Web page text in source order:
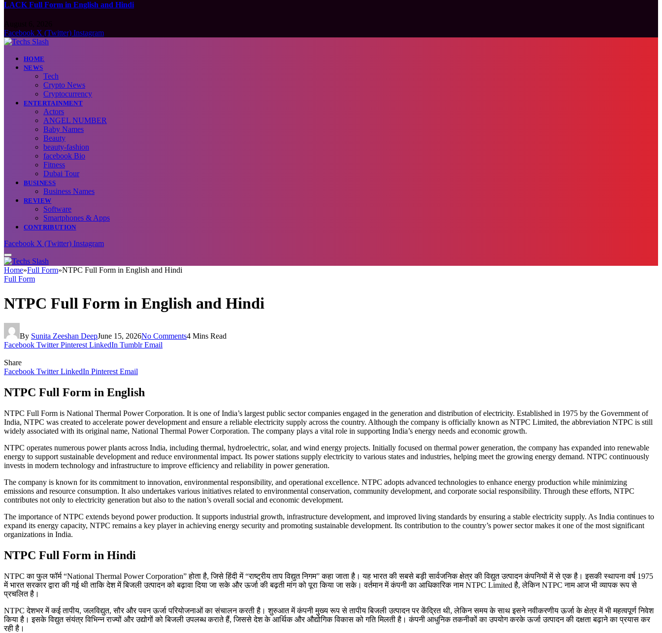
LACK Full Form in English and Hindi
Facebook X (Twitter) Instagram
HOME
NEWS
Tech
Crypto News
Cryptocurrency
ENTERTAINMENT
Actors
ANGEL NUMBER
Baby Names
Beauty
beauty-fashion
facebook Bio
Fitness
Dubai Tour
BUSINESS
Business Names
REVIEW
Software
Smartphones & Apps
CONTRIBUTION
Facebook X (Twitter) Instagram
Home»Full Form»NTPC Full Form in English and Hindi
Full Form
NTPC Full Form in English and Hindi
By Sunita Zeeshan DeepJune 15, 2026No Comments4 Mins Read
Facebook Twitter Pinterest LinkedIn Tumblr Email
Share
Facebook Twitter LinkedIn Pinterest Email
NTPC Full Form in English
NTPC Full Form is National Thermal Power Corporation. It is one of India’s largest public sector companies engaged in the generation and distribution of electricity. Established in 1975 by the Government of
India, NTPC was created to accelerate power development and ensure a reliable electricity supply across the country. Although the company is officially known as NTPC Limited, the abbreviation NTPC is still
widely associated with its original name, National Thermal Power Corporation. The company plays a vital role in supporting India’s energy needs and economic growth.
NTPC operates numerous power plants across India, including thermal, hydroelectric, solar, and wind energy projects. Initially focused on thermal power generation, the company has expanded into renewable
energy to support sustainable development and reduce environmental impact. Its power stations supply electricity to various states and industries, helping meet the growing energy demand. NTPC continuously
invests in modern technology and infrastructure to improve efficiency and reliability in power generation.
The company is known for its commitment to innovation, environmental responsibility, and operational excellence. NTPC adopts advanced technologies to enhance energy production while minimizing
emissions and resource consumption. It also undertakes various initiatives related to environmental conservation, community development, and corporate social responsibility. Through these efforts, NTPC
contributes not only to electricity generation but also to the nation’s overall social and economic development.
The importance of NTPC extends beyond power production. It supports industrial growth, infrastructure development, and improved living standards by ensuring a stable electricity supply. As India continues to
expand its energy capacity, NTPC remains a key player in achieving energy security and promoting sustainable development. Its contribution to the country’s power sector makes it one of the most significant
organizations in India.
NTPC Full Form in Hindi
NTPC का फुल फॉर्म “National Thermal Power Corporation” होता है, जिसे हिंदी में “राष्ट्रीय ताप विद्युत निगम” कहा जाता है। यह भारत की सबसे बड़ी सार्वजनिक क्षेत्र की विद्युत उत्पादन कंपनियों में से एक है। इसकी स्थापना वर्ष 1975
में भारत सरकार द्वारा की गई थी ताकि देश में बिजली उत्पादन को बढ़ावा दिया जा सके और ऊर्जा की बढ़ती मांग को पूरा किया जा सके। वर्तमान में कंपनी का आधिकारिक नाम NTPC Limited है, लेकिन NTPC नाम आज भी व्यापक रूप से
प्रचलित है।
NTPC देशभर में कई तापीय, जलविद्युत, सौर और पवन ऊर्जा परियोजनाओं का संचालन करती है। शुरुआत में कंपनी मुख्य रूप से तापीय बिजली उत्पादन पर केंद्रित थी, लेकिन समय के साथ इसने नवीकरणीय ऊर्जा के क्षेत्र में भी महत्वपूर्ण निवेश
किया है। इसके विद्युत संयंत्र विभिन्न राज्यों और उद्योगों को बिजली उपलब्ध कराते हैं, जिससे देश के आर्थिक और औद्योगिक विकास को गति मिलती है। कंपनी आधुनिक तकनीकों का उपयोग करके ऊर्जा उत्पादन की दक्षता बढ़ाने का प्रयास कर
रही है।